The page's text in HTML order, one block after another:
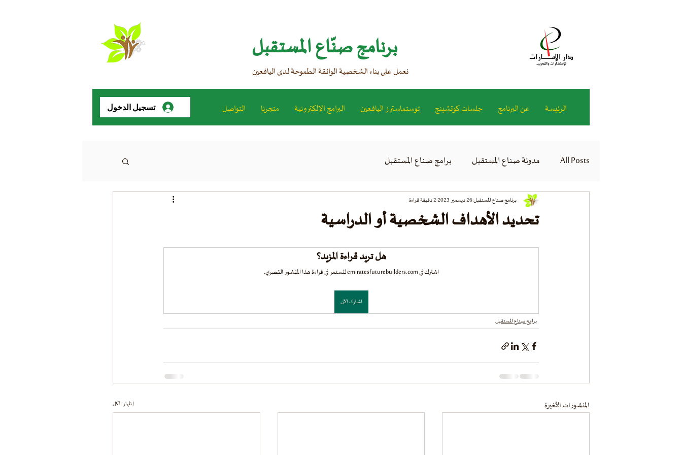
نعمل على بناء الشخصية الواثقة الطموحة لدى اليافعين
برنامج صنّاع المستقبل
تسجيل الدخول التواصل متجرنا البرامج الإلكترونية توستماسترز اليافعين جلسات كوتشينج عن البرنامج الرئيسة
All Posts مدونة صناع المستقبل برامج صناع المستقبل
تحديد الأهداف الشخصية أو الدراسية
برنامج صناع المستقبل26 ديسمبر 2023 2 دقيقة قراءة
هل تريد قراءة المزيد؟
اشترك في emiratesfuturebuilders.com لتستمر في قراءة هذا المنشور القصري.
اشترك الآن
برامج صناع المستقبل
المنشورات الأخيرة إظهار الكل